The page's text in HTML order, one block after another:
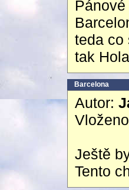
teda co
tak
Barcelona
Autor:
Ještě
Tento